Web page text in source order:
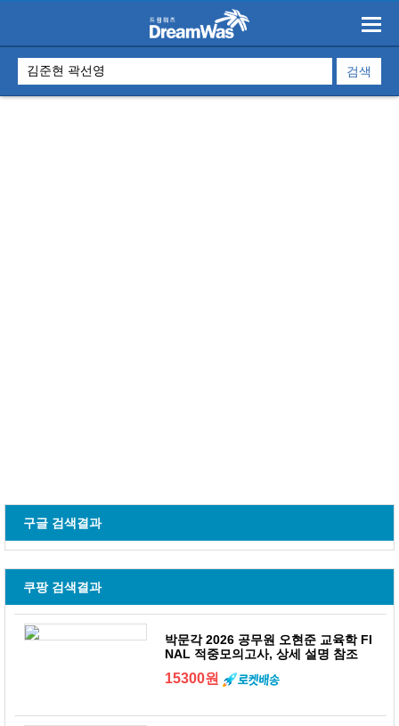
구글 검색결과
쿠팡 검색결과
박문각 2026 공무원 오현준 교육학 FI
NAL 적중모의고사, 상세 설명 참조
15300원